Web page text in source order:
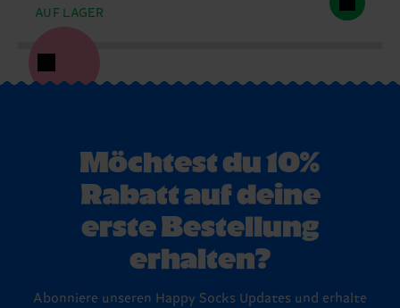
AUF LAGER
Möchtest du 10%
Rabatt auf deine
erste Bestellung
erhalten?
Abonniere unseren Happy Socks Updates und erhalte